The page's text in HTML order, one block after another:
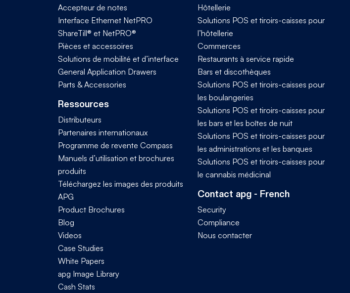
Accepteur de notes
Interface Ethernet NetPRO
ShareTill® et NetPRO®
Pièces et accessoires
Solutions de mobilité et d’interface
General Application Drawers
Parts & Accessories
Ressources
Distributeurs
Partenaires internationaux
Programme de revente Compass
Manuels d’utilisation et brochures
produits
Téléchargez les images des produits
APG
Product Brochures
Blog
Videos
Case Studies
White Papers
apg Image Library
Cash Stats
Hôtellerie
Solutions POS et tiroirs-caisses pour
l’hôtellerie
Commerces
Restaurants à service rapide
Bars et discothèques
Solutions POS et tiroirs-caisses pour
les boulangeries
Solutions POS et tiroirs-caisses pour
les bars et les boîtes de nuit
Solutions POS et tiroirs-caisses pour
les administrations et les banques
Solutions POS et tiroirs-caisses pour
le cannabis médicinal
Contact apg - French
Security
Compliance
Nous contacter